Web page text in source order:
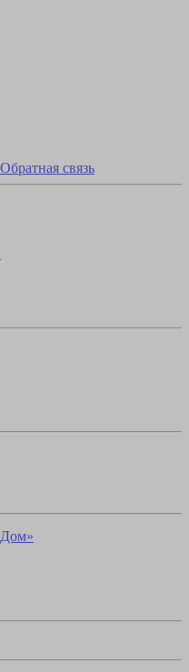
Обратная связь